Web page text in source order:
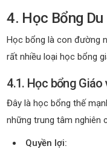
4. Học Bổng
Học bổng là con đường
rất nhiều loại học bổng
4.1. Học bổng
Đây là học bổng thế
những trung tâm nghiên
Quyền lợi: